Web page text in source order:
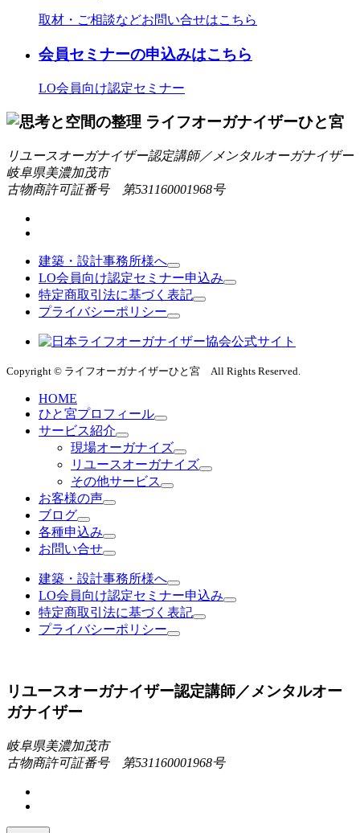
取材・ご相談などお問い合せはこちら
会員セミナーの申込みはこちら
LO会員向け認定セミナー
リユースオーガナイザー認定講師／メンタルオーガナイザー
岐阜県美濃加茂市
古物商許可証番号 第531160001968号
建築・設計事務所様へ
LO会員向け認定セミナー申込み
特定商取引法に基づく表記
プライバシーポリシー
Copyright © ライフオーガナイザーひと宮 All Rights Reserved.
HOME
ひと宮プロフィール
サービス紹介
現場オーガナイズ
リユースオーガナイズ
その他サービス
お客様の声
ブログ
各種申込み
お問い合せ
建築・設計事務所様へ
LO会員向け認定セミナー申込み
特定商取引法に基づく表記
プライバシーポリシー
リユースオーガナイザー認定講師／メンタルオー
ガナイザー
岐阜県美濃加茂市
古物商許可証番号 第531160001968号